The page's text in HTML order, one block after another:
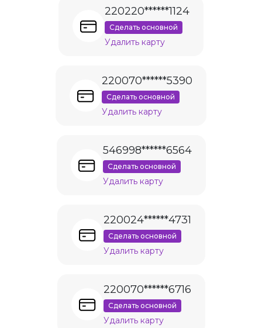
220220******1124
Сделать основной
Удалить карту
220070******5390
Сделать основной
Удалить карту
546998******6564
Сделать основной
Удалить карту
220024******4731
Сделать основной
Удалить карту
220070******6716
Сделать основной
Удалить карту